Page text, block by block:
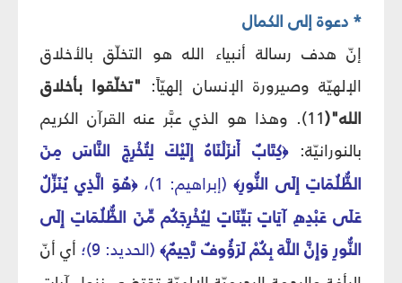
* دعوة إلى الكمال
إنّ هدف رسالة أنبياء الله هو التخلّق بالأخلاق
الإلهيّة وصيرورة الإنسان إلهيّاً: "تخلّقوا بأخلاق
الله"(
11). وهذا هو الذي عبَّر عنه القرآن الكريم
بالنورانيّة:﴿كِتَابٌ أَنزَلْنَاهُ إِلَيْكَ لِتُخْرِجَ النَّاسَ مِنَ
الظُّلُمَاتِ إِلَى النُّورِ﴾(إبراهيم: 1)، ﴿هُوَ الَّذِي يُنَزِّلُ
عَلَى عَبْدِهِ آيَاتٍ بَيِّنَاتٍ لِيُخْرِجَكُم مِّنَ الظُّلُمَاتِ إِلَى
النُّورِ وَإِنَّ اللَّهَ بِكُمْ لَرَؤُوفٌ رَّحِيمٌ﴾ (الحديد: 9)؛
أي أنّ